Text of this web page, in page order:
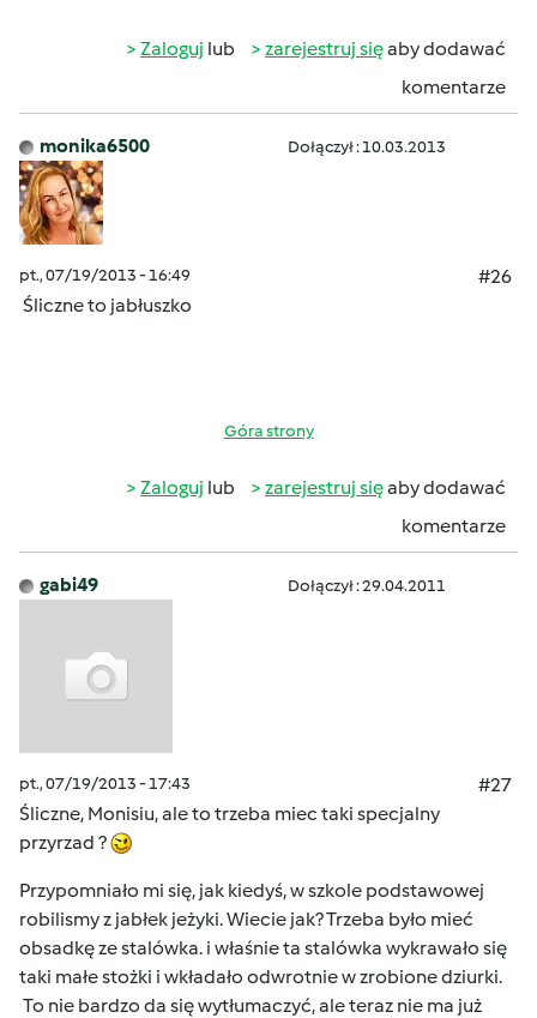
Zaloguj lub zarejestruj sięaby dodawać
komentarze
monika6500 Dołączył : 10.03.2013
pt., 07/19/2013 - 16:49
#26
Śliczne to jabłuszko
Góra strony
Zaloguj lub zarejestruj sięaby dodawać
komentarze
gabi49 Dołączył : 29.04.2011
pt., 07/19/2013 - 17:43
#27
Śliczne, Monisiu, ale to trzeba miec taki specjalny
przyrzad ?
Przypomniało mi się, jak kiedyś, w szkole podstawowej
robilismy z jabłek jeżyki. Wiecie jak? Trzeba było mieć
obsadkę ze stalówka. i właśnie ta stalówka wykrawało się
taki małe stożki i wkładało odwrotnie w zrobione dziurki.
To nie bardzo da się wytłumaczyć, ale teraz nie ma już